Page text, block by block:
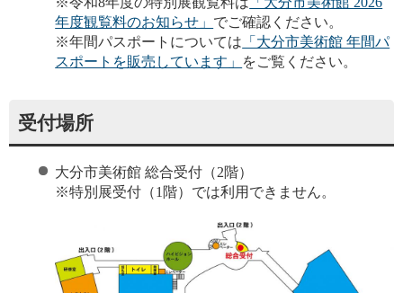
年度観覧料のお知らせ」 でご確認ください。
※年間パスポートについては 「大分市美術館 年間パ
スポートを販売しています」
をご覧ください。
受付場所
大分市美術館 総合受付（2階）
※特別展受付（1階）では利用できません。